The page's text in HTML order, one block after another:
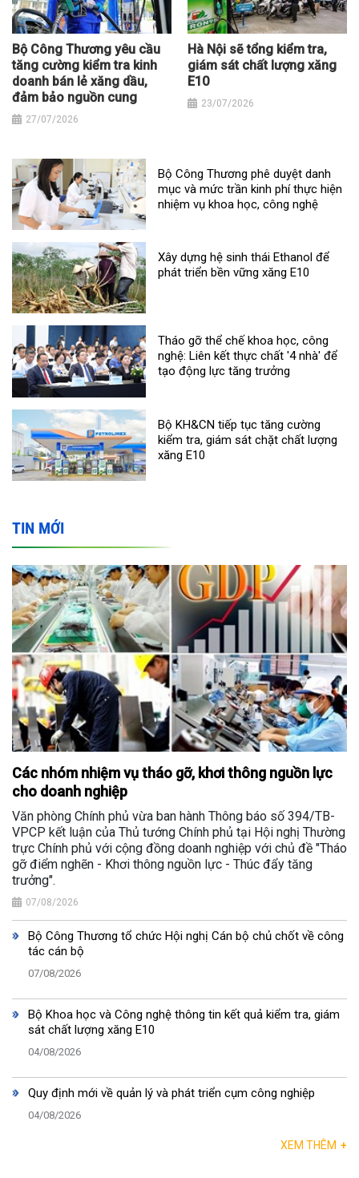
Bộ Công Thương yêu cầu
tăng cường kiểm tra kinh
doanh bán lẻ xăng dầu,
đảm bảo nguồn cung
27/07/2026
Hà Nội sẽ tổng kiểm tra,
giám sát chất lượng xăng
E10
23/07/2026
Bộ Công Thương phê duyệt danh
mục và mức trần kinh phí thực hiện
nhiệm vụ khoa học, công nghệ
Xây dựng hệ sinh thái Ethanol để
phát triển bền vững xăng E10
Tháo gỡ thể chế khoa học, công
nghệ: Liên kết thực chất '4 nhà' để
tạo động lực tăng trưởng
Bộ KH&CN tiếp tục tăng cường
kiểm tra, giám sát chặt chất lượng
xăng E10
TIN MỚI
Các nhóm nhiệm vụ tháo gỡ, khơi thông nguồn lực
cho doanh nghiệp
Văn phòng Chính phủ vừa ban hành Thông báo số 394/TB-
VPCP kết luận của Thủ tướng Chính phủ tại Hội nghị Thường
trực Chính phủ với cộng đồng doanh nghiệp với chủ đề "Tháo
gỡ điểm nghẽn - Khơi thông nguồn lực - Thúc đẩy tăng
trưởng".
07/08/2026
Bộ Công Thương tổ chức Hội nghị Cán bộ chủ chốt về công
tác cán bộ
07/08/2026
Bộ Khoa học và Công nghệ thông tin kết quả kiểm tra, giám
sát chất lượng xăng E10
04/08/2026
Quy định mới về quản lý và phát triển cụm công nghiệp
04/08/2026
XEM THÊM +